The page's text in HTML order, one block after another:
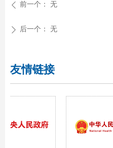
ꄴ 前一个： 无
ꄲ 后一个： 无
友情链接